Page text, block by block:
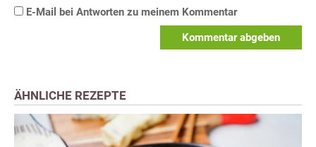
E-Mail bei Antworten zu meinem Kommentar
Kommentar abgeben
ÄHNLICHE REZEPTE